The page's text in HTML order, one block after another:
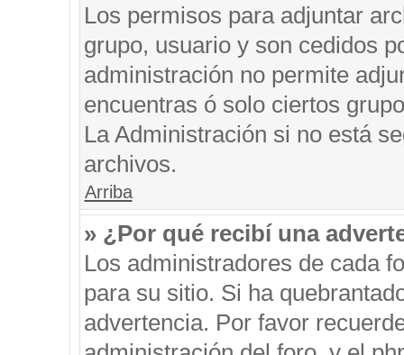
Los permisos para adjuntar
grupo, usuario y son cedidos
administración no permite
encuentras ó solo ciertos
La Administración si no está
archivos.
Arriba
» ¿Por qué recibí una
Los administradores de cada
para su sitio. Si ha
advertencia. Por favor